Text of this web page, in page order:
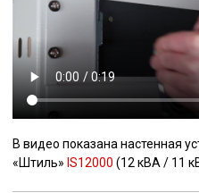
В видео показана настенная
«Штиль» IS12000 (12 кВА / 11